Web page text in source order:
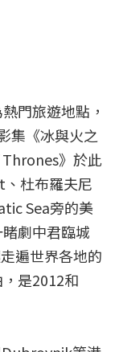
門旅遊地點，
集《冰與火之
》於此
杜布羅夫尼
Sea旁的美
劇中君臨城
遍世界各地的
是2012和